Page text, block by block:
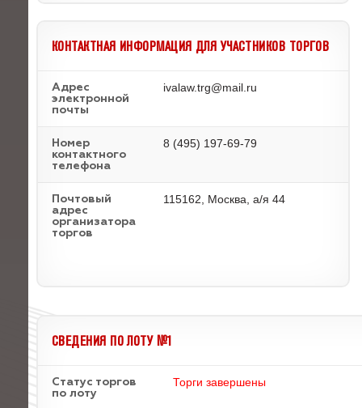
КОНТАКТНАЯ ИНФОРМАЦИЯ ДЛЯ УЧАСТНИКОВ ТОРГОВ
Адрес
электронной
почты
ivalaw.trg@mail.ru
Номер
контактного
телефона
8 (495) 197-69-79
Почтовый
адрес
организатора
торгов
115162, Москва, а/я 44
СВЕДЕНИЯ ПО ЛОТУ №1
Статус торгов
по лоту
Торги завершены